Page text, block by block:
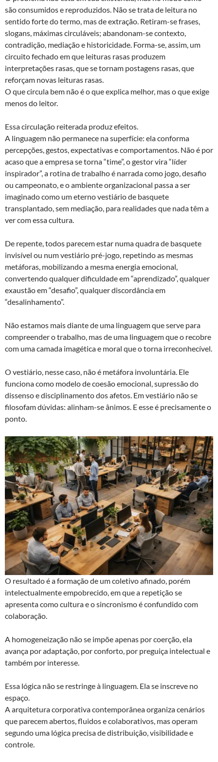
são consumidos e reproduzidos. Não se trata de leitura no
sentido forte do termo, mas de extração. Retiram-se frases,
slogans, máximas circuláveis; abandonam-se contexto,
contradição, mediação e historicidade. Forma-se, assim, um
circuito fechado em que leituras rasas produzem
interpretações rasas, que se tornam postagens rasas, que
reforçam novas leituras rasas.
O que circula bem não é o que explica melhor, mas o que exige
menos do leitor.
Essa circulação reiterada produz efeitos.
A linguagem não permanece na superfície: ela conforma
percepções, gestos, expectativas e comportamentos. Não é por
acaso que a empresa se torna “time”, o gestor vira “líder
inspirador”, a rotina de trabalho é narrada como jogo, desafio
ou campeonato, e o ambiente organizacional passa a ser
imaginado como um eterno vestiário de basquete
transplantado, sem mediação, para realidades que nada têm a
ver com essa cultura.
De repente, todos parecem estar numa quadra de basquete
invisível ou num vestiário pré-jogo, repetindo as mesmas
metáforas, mobilizando a mesma energia emocional,
convertendo qualquer dificuldade em “aprendizado”, qualquer
exaustão em “desafio”, qualquer discordância em
“desalinhamento”.
Não estamos mais diante de uma linguagem que serve para
compreender o trabalho, mas de uma linguagem que o recobre
com uma camada imagética e moral que o torna irreconhecível.
O vestiário, nesse caso, não é metáfora involuntária. Ele
funciona como modelo de coesão emocional, supressão do
dissenso e disciplinamento dos afetos. Em vestiário não se
filosofam dúvidas: alinham-se ânimos. E esse é precisamente o
ponto.
O resultado é a formação de um coletivo afinado, porém
intelectualmente empobrecido, em que a repetição se
apresenta como cultura e o sincronismo é confundido com
colaboração.
A homogeneização não se impõe apenas por coerção, ela
avança por adaptação, por conforto, por preguiça intelectual e
também por interesse.
Essa lógica não se restringe à linguagem. Ela se inscreve no
espaço.
A arquitetura corporativa contemporânea organiza cenários
que parecem abertos, fluidos e colaborativos, mas operam
segundo uma lógica precisa de distribuição, visibilidade e
controle.